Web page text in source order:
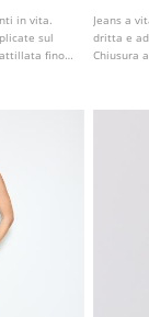
in vita.
sul
fino
Jeans a
dritta e
Chiusura